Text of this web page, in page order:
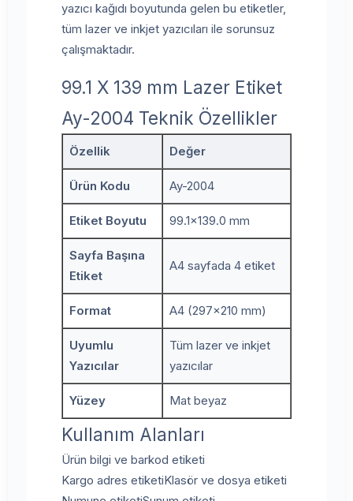
yazıcı kağıdı boyutunda gelen bu etiketler,
tüm lazer ve inkjet yazıcıları ile sorunsuz
çalışmaktadır.
99.1 X 139 mm Lazer Etiket
Ay-2004 Teknik Özellikler
Özellik Değer
Ürün Kodu Ay-2004
Etiket Boyutu 99.1x139.0 mm
Sayfa Başına
Etiket
A4 sayfada 4 etiket
Format A4 (297x210 mm)
Uyumlu
Yazıcılar
Tüm lazer ve inkjet
yazıcılar
Yüzey Mat beyaz
Kullanım Alanları
Ürün bilgi ve barkod etiketi
Kargo adres etiketiKlasör ve dosya etiketi